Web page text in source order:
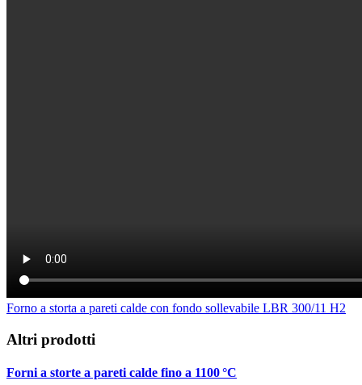
Forno a storta a pareti calde con fondo sollevabile LBR 300/11 H2
Altri prodotti
Forni a storte a pareti calde fino a 1100 °C